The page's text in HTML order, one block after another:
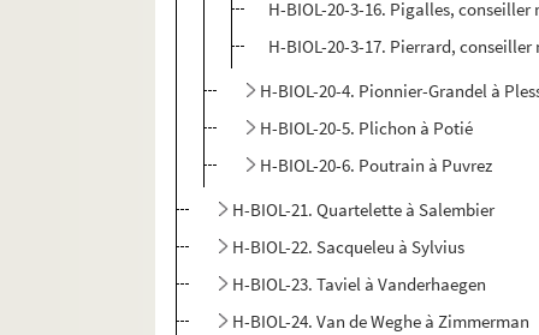
H-BIOL-20-3-16. Pigalles,
H-BIOL-20-3-17. Pierrard,
H-BIOL-20-4. Pionnier-Grandel à
H-BIOL-20-5. Plichon à Potié
H-BIOL-20-6. Poutrain à Puvrez
H-BIOL-21. Quartelette à Salembier
H-BIOL-22. Sacqueleu à Sylvius
H-BIOL-23. Taviel à Vanderhaegen
H-BIOL-24. Van de Weghe à Zimmerman